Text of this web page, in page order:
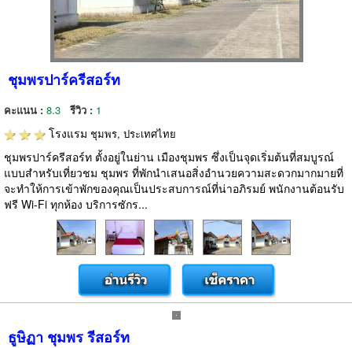
ชุมพรปาร์ครีสอร์ท
คะแนน : 8.3 รีวิว : 1
โรงแรม ชุมพร, ประเทศไทย
ชุมพรปาร์ครีสอร์ท ตั้งอยู่ในย่าน เมืองชุมพร ซึ่งเป็นจุดเริ่มต้นที่สมบูรณ์
แบบสำหรับเที่ยวชม ชุมพร ที่พักนำเสนอสิ่งอำนวยความสะดวกมากมายที่
จะทำให้การเข้าพักของคุณเป็นประสบการณ์ที่น่าอภิรมย์ พนักงานต้อนรับ
ฟรี Wi-Fi ทุกห้อง บริการซักร...
ธูษิฏา ชุมพร รีสอร์ท